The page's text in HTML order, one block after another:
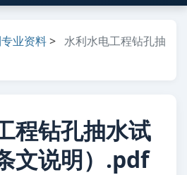
业资料> 水利水电工程钻孔抽
程钻孔抽水试
文说明）.pdf